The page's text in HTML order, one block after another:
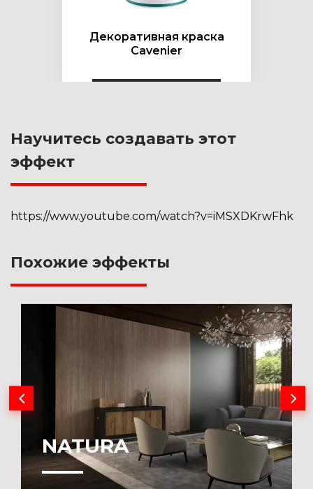
Декоративная краска
Cavenier
Научитесь создавать этот
эффект
https://www.youtube.com/watch?v=iMSXDKrwFhk
Похожие эффекты
NATURA